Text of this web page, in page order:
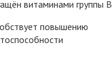
витаминами группы B
повышению